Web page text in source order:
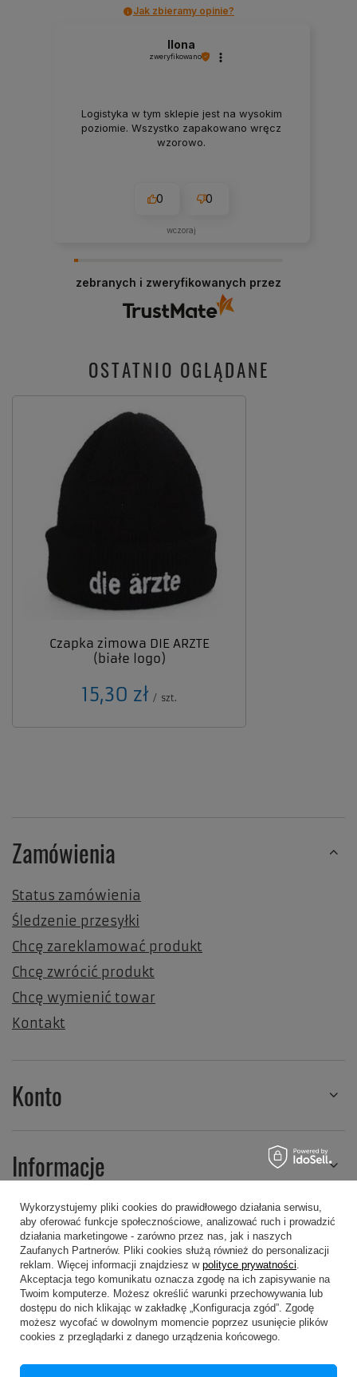
Jak zbieramy opinie?
Ilona
zweryfikowano
Logistyka w tym sklepie jest na wysokim
poziomie. Wszystko zapakowano wręcz
wzorowo.
0 0
wczoraj
zebranych i zweryfikowanych przez
OSTATNIO OGLĄDANE
Czapka zimowa DIE ARZTE
(białe logo)
15,30 zł / szt.
Zamówienia
Status zamówienia
Śledzenie przesyłki
Chcę zareklamować produkt
Chcę zwrócić produkt
Chcę wymienić towar
Kontakt
Konto
Informacje
Regulaminy
607 605 505 kropa@kropa.pl
Wykorzystujemy pliki cookies do prawidłowego działania serwisu,
aby oferować funkcje społecznościowe, analizować ruch i prowadzić
działania marketingowe - zarówno przez nas, jak i naszych
Zaufanych Partnerów. Pliki cookies służą również do personalizacji
reklam. Więcej informacji znajdziesz w polityce prywatności.
Akceptacja tego komunikatu oznacza zgodę na ich zapisywanie na
Twoim komputerze. Możesz określić warunki przechowywania lub
dostępu do nich klikając w zakładkę „Konfiguracja zgód”. Zgodę
możesz wycofać w dowolnym momencie poprzez usunięcie plików
cookies z przeglądarki z danego urządzenia końcowego.